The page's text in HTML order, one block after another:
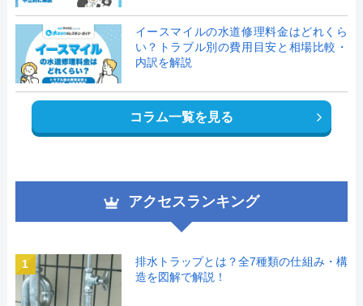
イースマイルの水道修理料金はどれくら
い？トラブル別の費用目安と相場比較・
内訳を解説
コラム一覧を見る
アクセスランキング
1
排水トラップとは？全7種類の仕組み・構
造を図解で解説！